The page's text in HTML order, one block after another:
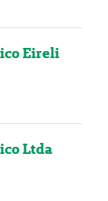
Eireli
Ltda